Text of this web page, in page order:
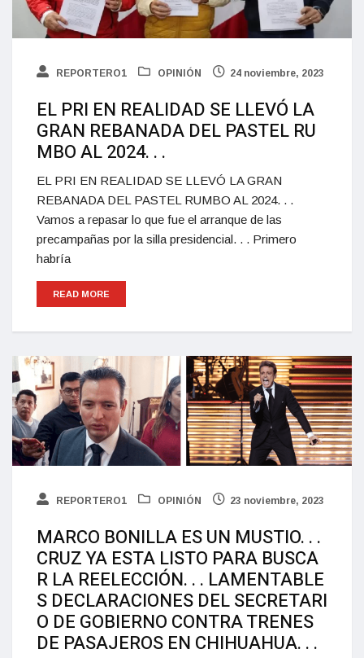
REPORTERO1 OPINIÓN 24 noviembre, 2023
EL PRI EN REALIDAD SE LLEVÓ LA
GRAN REBANADA DEL PASTEL RU
MBO AL 2024. . .
EL PRI EN REALIDAD SE LLEVÓ LA GRAN
REBANADA DEL PASTEL RUMBO AL 2024. . .
Vamos a repasar lo que fue el arranque de las
precampañas por la silla presidencial. . . Primero
habría
READ MORE
REPORTERO1 OPINIÓN 23 noviembre, 2023
MARCO BONILLA ES UN MUSTIO. . .
CRUZ YA ESTA LISTO PARA BUSCA
R LA REELECCIÓN. . . LAMENTABLE
S DECLARACIONES DEL SECRETARI
O DE GOBIERNO CONTRA TRENES
DE PASAJEROS EN CHIHUAHUA. . .